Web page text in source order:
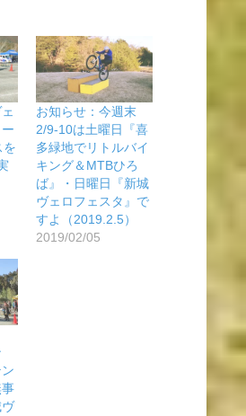
を
お知らせ：今週末
2/9-10は土曜日『喜
多緑地でリトルバイ
キング＆MTBひろ
ば』・日曜日『新城
ヴェロフェスタ』で
すよ（2019.2.5）
2019/02/05